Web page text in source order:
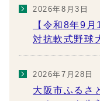
2026年8月3日
【令和8年9
対抗軟式野球
2026年7月28日
大阪市ふるさ